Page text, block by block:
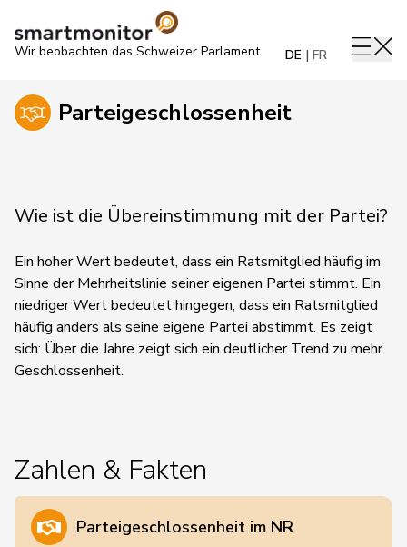
Wir beobachten das Schweizer Parlament DE FR
Parteigeschlossenheit
Wie ist die Übereinstimmung mit der Partei?
Ein hoher Wert bedeutet, dass ein Ratsmitglied häufig im
Sinne der Mehrheitslinie seiner eigenen Partei stimmt. Ein
niedriger Wert bedeutet hingegen, dass ein Ratsmitglied
häufig anders als seine eigene Partei abstimmt. Es zeigt
sich: Über die Jahre zeigt sich ein deutlicher Trend zu mehr
Geschlossenheit.
Zahlen & Fakten
Parteigeschlossenheit im NR